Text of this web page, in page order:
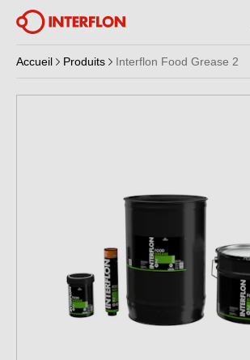
Accueil Produits Interflon Food Grease 2